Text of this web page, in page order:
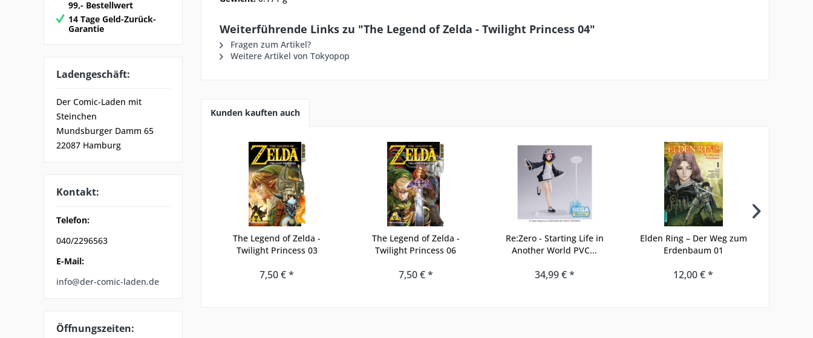
99,- Bestellwert
14 Tage Geld-Zurück-
Garantie
Ladengeschäft:
Der Comic-Laden mit
Steinchen
Mundsburger Damm 65
22087 Hamburg
Kontakt:
Telefon:
040/2296563
E-Mail:
info@der-comic-laden.de
Öffnungszeiten:
Weiterführende Links zu "The Legend of Zelda - Twilight Princess 04"
Fragen zum Artikel?
Weitere Artikel von Tokyopop
Kunden kauften auch
The Legend of Zelda -
Twilight Princess 03
7,50 € *
The Legend of Zelda -
Twilight Princess 06
7,50 € *
Re:Zero - Starting Life in
Another World PVC...
34,99 € *
Elden Ring – Der Weg zum
Erdenbaum 01
12,00 € *